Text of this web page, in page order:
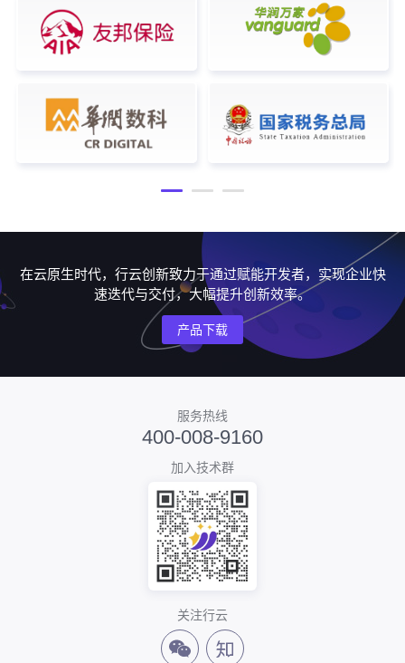
在云原生时代，行云创新致力于通过赋能开发者，实现企业快
速迭代与交付，大幅提升创新效率。
产品下载
服务热线
400-008-9160
加入技术群
关注行云